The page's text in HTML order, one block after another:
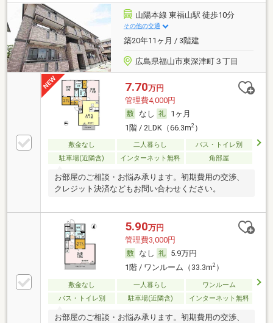
山陽本線 東福山駅 徒歩10分
その他の交通
築20年11ヶ月 / 3階建
広島県福山市東深津町３丁目
7.70万円
管理費4,000円
なし
1ヶ月
1階 / 2LDK（66.3m2）
敷金なし 二人暮らし
バス・トイレ別
駐車場(近隣含)
インターネット無料 角部屋
お部屋のご相談・お悩み承ります。初期費用の交渉、
クレジット決済などもお問い合わせください。
5.90万円
管理費3,000円
なし
5.9万円
1階 / ワンルーム（33.3m2）
敷金なし 一人暮らし
ワンルーム
バス・トイレ別
駐車場(近隣含) インターネット無料
お部屋のご相談・お悩み承ります。初期費用の交渉、